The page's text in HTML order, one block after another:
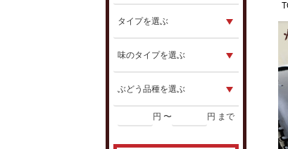
円 〜 円 まで